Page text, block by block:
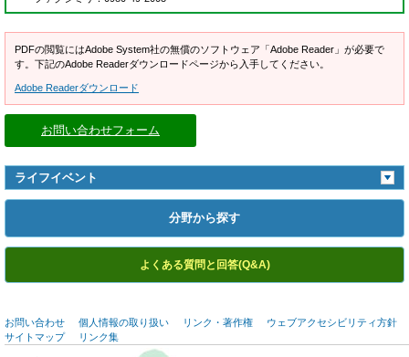
PDFの閲覧にはAdobe System社の無償のソフトウェア「Adobe Reader」が必要で
す。下記のAdobe Readerダウンロードページから入手してください。
Adobe Readerダウンロード
お問い合わせフォーム
ライフイベント
分野から探す
よくある質問と回答(Q&A)
お問い合わせ 個人情報の取り扱い リンク・著作権
ウェブアクセシビリティ方針
サイトマップ
リンク集